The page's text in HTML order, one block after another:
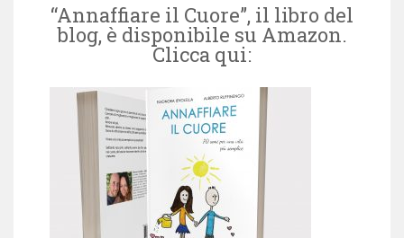
“Annaffiare il Cuore”, il libro del
blog, è disponibile su Amazon.
Clicca qui: